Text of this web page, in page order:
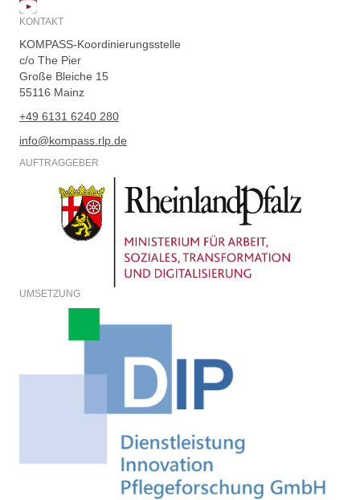
KONTAKT
KOMPASS-Koordinierungsstelle
c/o The Pier
Große Bleiche 15
55116 Mainz
+49 6131 6240 280
info@kompass.rlp.de
AUFTRAGGEBER
UMSETZUNG